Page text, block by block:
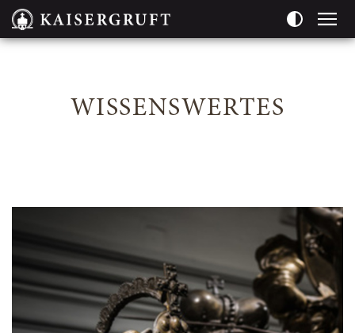
Seitenbereiche:
WISSENSWERTES